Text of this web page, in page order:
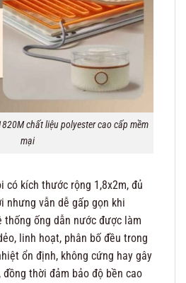
chất liệu polyester cao cấp mềm
mại
có kích thước rộng 1,8x2m, đủ
nhưng vẫn dễ gấp gọn khi
thống ống dẫn nước được làm
linh hoạt, phân bố đều trong
ổn định, không cứng hay gây
thời đảm bảo độ bền cao